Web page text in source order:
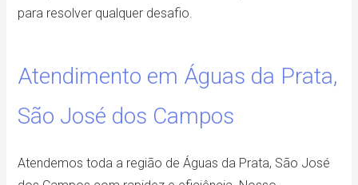
para resolver qualquer desafio.
Atendimento em Águas da Prata,
São José dos Campos
Atendemos toda a região de Águas da Prata, São José